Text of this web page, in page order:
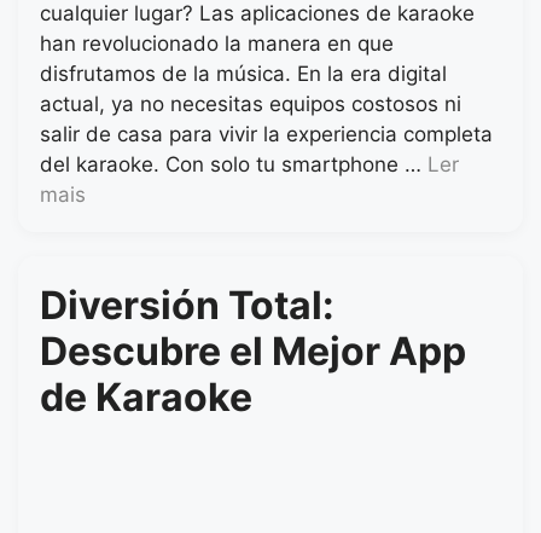
cualquier lugar? Las aplicaciones de karaoke
han revolucionado la manera en que
disfrutamos de la música. En la era digital
actual, ya no necesitas equipos costosos ni
salir de casa para vivir la experiencia completa
del karaoke. Con solo tu smartphone … Ler
mais
Diversión Total:
Descubre el Mejor App
de Karaoke